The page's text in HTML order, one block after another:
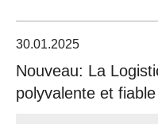
30.01.2025
Nouveau: La
polyvalente et fiable